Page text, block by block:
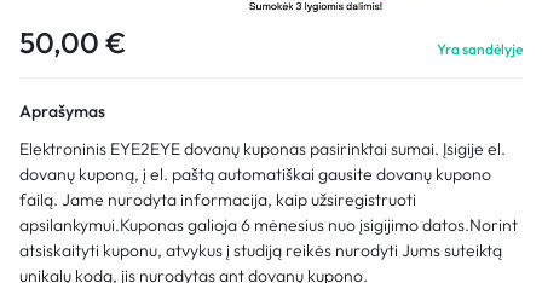
50,00 € Yra sandėlyje
Aprašymas
Elektroninis EYE2EYE dovanų kuponas pasirinktai sumai. Įsigije el.
dovanų kuponą, į el. paštą automatiškai gausite dovanų kupono
failą. Jame nurodyta informacija, kaip užsiregistruoti
apsilankymui.Kuponas galioja 6 mėnesius nuo įsigijimo datos.Norint
atsiskaityti kuponu, atvykus į studiją reikės nurodyti Jums suteiktą
unikalų kodą, jis nurodytas ant dovanų kupono.